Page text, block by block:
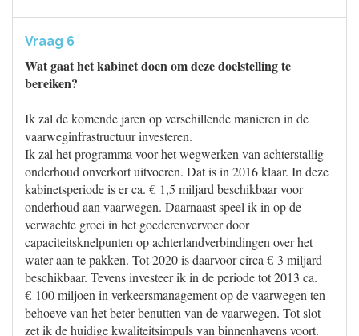
Vraag 6
Wat gaat het kabinet doen om deze doelstelling te
bereiken?
Ik zal de komende jaren op verschillende manieren in de
vaarweginfrastructuur investeren.
Ik zal het programma voor het wegwerken van achterstallig
onderhoud onverkort uitvoeren. Dat is in 2016 klaar. In deze
kabinetsperiode is er ca. € 1,5 miljard beschikbaar voor
onderhoud aan vaarwegen. Daarnaast speel ik in op de
verwachte groei in het goederenvervoer door
capaciteitsknelpunten op achterlandverbindingen over het
water aan te pakken. Tot 2020 is daarvoor circa € 3 miljard
beschikbaar. Tevens investeer ik in de periode tot 2013 ca.
€ 100 miljoen in verkeersmanagement op de vaarwegen ten
behoeve van het beter benutten van de vaarwegen. Tot slot
zet ik de huidige kwaliteitsimpuls van binnenhavens voort.